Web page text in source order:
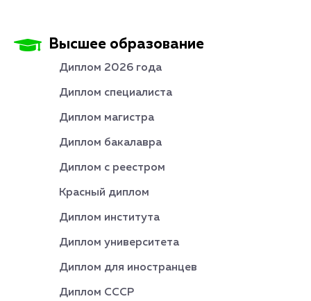
Высшее образование
Диплом 2026 года
Диплом специалиста
Диплом магистра
Диплом бакалавра
Диплом с реестром
Красный диплом
Диплом института
Диплом университета
Диплом для иностранцев
Диплом СССР